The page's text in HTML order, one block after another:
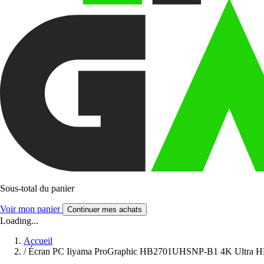
Sous-total du panier
Voir mon panier Continuer mes achats
Loading...
Accueil
/ Écran PC Iiyama ProGraphic HB2701UHSNP-B1 4K Ultra